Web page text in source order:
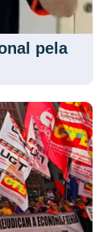
pela